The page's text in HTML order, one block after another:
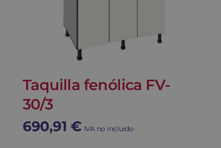
Taquilla fenólica FV-
30/3
690,91 € IVA no incluido